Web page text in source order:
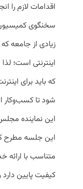
اقدامات لازم را
سخنگوی
اینترنتی است؛
که باید برای
شود تا کسب‌وکار
این نماینده
این جلسه مطرح
متناسب با ارائه
کیفیت پایین